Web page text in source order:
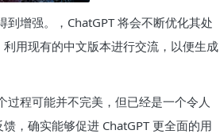
增强。，ChatGPT 将会不断优化其处
用现有的中文版本进行交流，以便生成
过程可能并不完美，但已经是一个令人
，确实能够促进 ChatGPT 更全面的用